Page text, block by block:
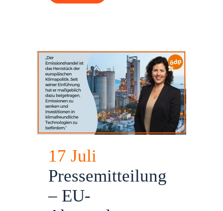
17 Juli
Pressemitteilung
– EU-